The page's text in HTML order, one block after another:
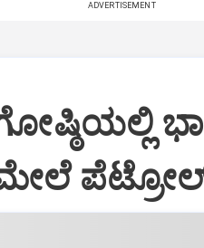
ADVERTISEMENT